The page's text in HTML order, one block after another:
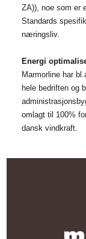
ZA)), noe som er
Standards
næringsliv.
Energi
Marmorline har
hele bedriften og
omlagt til 100%
dansk vindkraft.